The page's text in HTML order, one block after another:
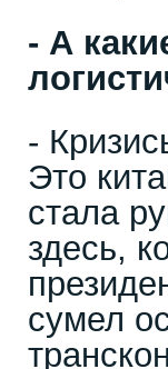
- А
-
Это
стала
здесь,
сумел